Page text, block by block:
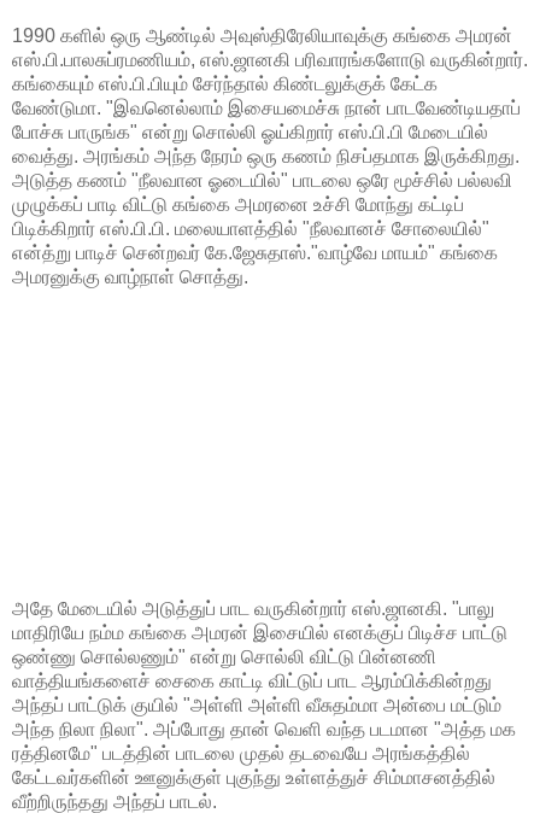
1990 களில் ஒரு ஆண்டில் அவுஸ்திரேலியாவுக்கு கங்கை அமரன்
எஸ்.பி.பாலசுப்ரமணியம், எஸ்.ஜானகி பரிவாரங்களோடு வருகின்றார்.
கங்கையும் எஸ்.பி.பியும் சேர்ந்தால் கிண்டலுக்குக் கேட்க
வேண்டுமா. "இவனெல்லாம் இசையமைச்சு நான் பாடவேண்டியதாப்
போச்சு பாருங்க" என்று சொல்லி ஓய்கிறார் எஸ்.பி.பி மேடையில்
வைத்து. அரங்கம் அந்த நேரம் ஒரு கணம் நிசப்தமாக இருக்கிறது.
அடுத்த கணம் "நீலவான ஓடையில்" பாடலை ஒரே மூச்சில் பல்லவி
முழுக்கப் பாடி விட்டு கங்கை அமரனை உச்சி மோந்து கட்டிப்
பிடிக்கிறார் எஸ்.பி.பி. மலையாளத்தில் "நீலவானச் சோலையில்"
என்த்று பாடிச் சென்றவர் கே.ஜேசுதாஸ்."வாழ்வே மாயம்" கங்கை
அமரனுக்கு வாழ்நாள் சொத்து.
அதே மேடையில் அடுத்துப் பாட வருகின்றார் எஸ்.ஜானகி. "பாலு
மாதிரியே நம்ம கங்கை அமரன் இசையில் எனக்குப் பிடிச்ச பாட்டு
ஒண்ணு சொல்லணும்" என்று சொல்லி விட்டு பின்னணி
வாத்தியங்களைச் சைகை காட்டி விட்டுப் பாட ஆரம்பிக்கின்றது
அந்தப் பாட்டுக் குயில் "அள்ளி அள்ளி வீசுதம்மா அன்பை மட்டும்
அந்த நிலா நிலா". அப்போது தான் வெளி வந்த படமான "அத்த மக
ரத்தினமே" படத்தின் பாடலை முதல் தடவையே அரங்கத்தில்
கேட்டவர்களின் ஊனுக்குள் புகுந்து உள்ளத்துச் சிம்மாசனத்தில்
வீற்றிருந்தது அந்தப் பாடல்.